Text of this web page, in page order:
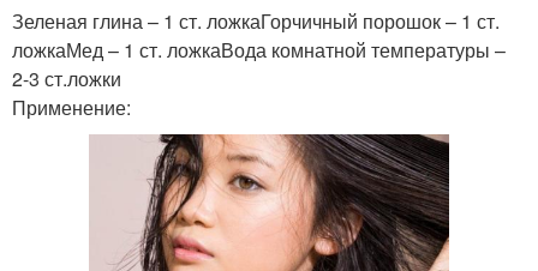
Зеленая глина – 1 ст. ложкаГорчичный порошок – 1 ст.
ложкаМед – 1 ст. ложкаВода комнатной температуры –
2-3 ст.ложки
Применение: